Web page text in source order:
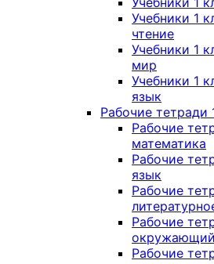
Учебники 1
чтение
Учебники 1
мир
Учебники 1
язык
Рабочие тетради
Рабочие
математика
Рабочие
язык
Рабочие
Рабочие
Рабочие